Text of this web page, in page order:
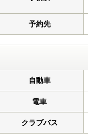
予約先
自動車
電車
クラブバス